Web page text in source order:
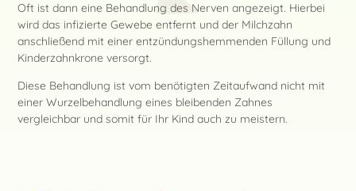
Oft ist dann eine Behandlung des Nerven angezeigt. Hierbei
wird das infizierte Gewebe entfernt und der Milchzahn
anschließend mit einer entzündungshemmenden Füllung und
Kinderzahnkrone versorgt.
Diese Behandlung ist vom benötigten Zeitaufwand nicht mit
einer Wurzelbehandlung eines bleibenden Zahnes
vergleichbar und somit für Ihr Kind auch zu meistern.